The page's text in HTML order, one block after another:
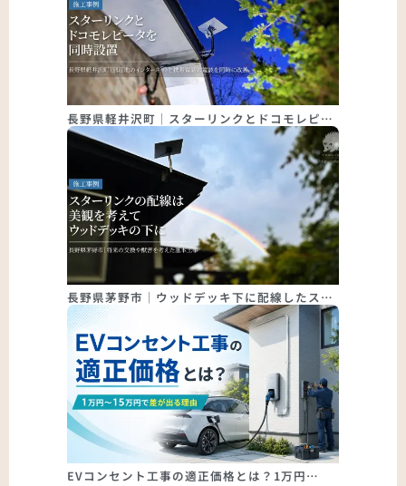
長野県軽井沢町｜スターリンクとドコモレピ…
長野県茅野市｜ウッドデッキ下に配線したス…
EVコンセント工事の適正価格とは？1万円…